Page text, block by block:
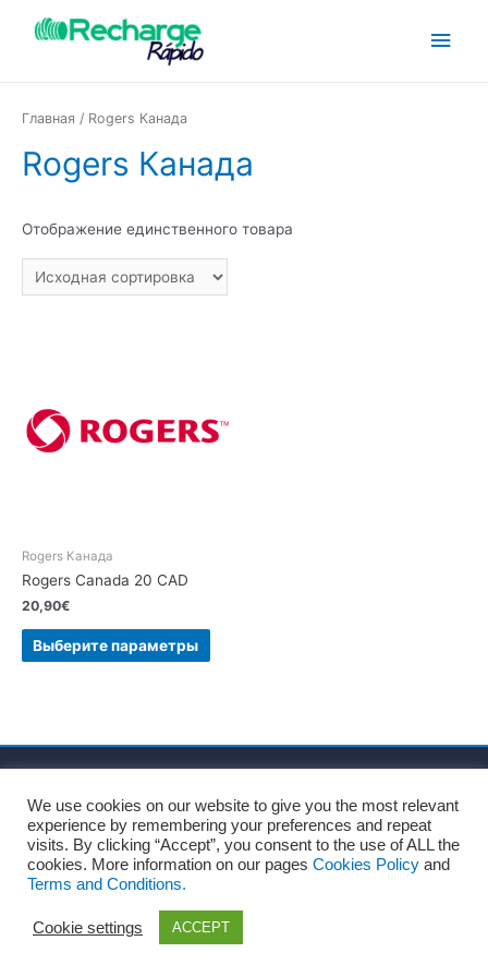
Главная / Rogers Канада
Rogers Канада
Отображение единственного товара
Rogers Канада
Rogers Canada 20 CAD
20,90€
Выберите параметры
Политика конфиденциальности
Политика файлов Cookie
Официальное уведомление
Блог Контакты
Copyright © 2026
We use cookies on our website to give you the most relevant
experience by remembering your preferences and repeat
visits. By clicking “Accept”, you consent to the use of ALL the
cookies. More information on our pages Cookies Policy and
Terms and Conditions.
Cookie settings ACCEPT